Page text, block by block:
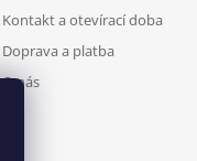
Kontakt a otevírací doba
Doprava a platba
O nás